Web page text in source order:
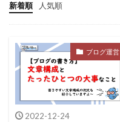
新着順 人気順
ブログ運営
2022-12-24